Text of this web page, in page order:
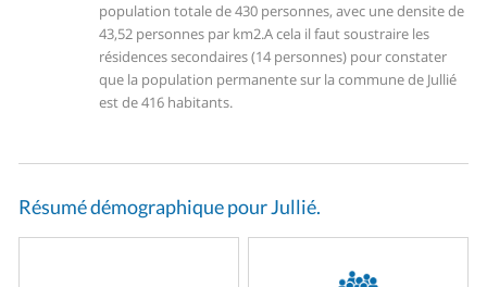
population totale de 430 personnes, avec une densite de
43,52 personnes par km2.A cela il faut soustraire les
résidences secondaires (14 personnes) pour constater
que la population permanente sur la commune de Jullié
est de 416 habitants.
Résumé démographique pour Jullié.